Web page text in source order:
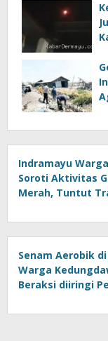
Indramayu
Soroti Aktivitas
Merah, Tuntut
Agustus 2026,
Senam Aerobik
Warga
Beraksi diiringi